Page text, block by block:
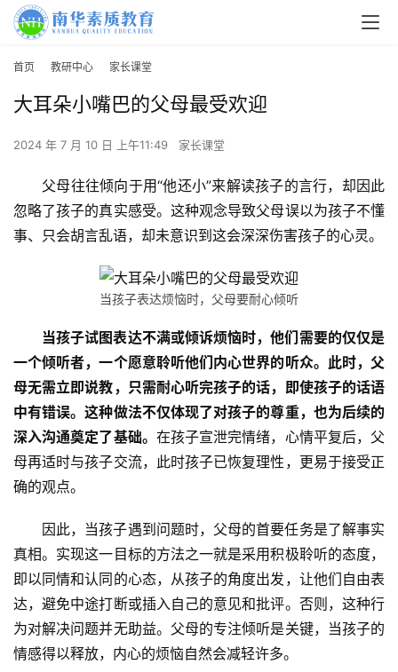
首页 教研中心 家长课堂
大耳朵小嘴巴的父母最受欢迎
2024 年 7 月 10 日 上午11:49 家长课堂
父母往往倾向于用“他还小”来解读孩子的言行，却因此
忽略了孩子的真实感受。这种观念导致父母误以为孩子不懂
事、只会胡言乱语，却未意识到这会深深伤害孩子的心灵。
当孩子表达烦恼时，父母要耐心倾听
当孩子试图表达不满或倾诉烦恼时，他们需要的仅仅是
一个倾听者，一个愿意聆听他们内心世界的听众。此时，父
母无需立即说教，只需耐心听完孩子的话，即使孩子的话语
中有错误。这种做法不仅体现了对孩子的尊重，也为后续的
深入沟通奠定了基础。 在孩子宣泄完情绪，心情平复后，父
母再适时与孩子交流，此时孩子已恢复理性，更易于接受正
确的观点。
因此，当孩子遇到问题时，父母的首要任务是了解事实
真相。实现这一目标的方法之一就是采用积极聆听的态度，
即以同情和认同的心态，从孩子的角度出发，让他们自由表
达，避免中途打断或插入自己的意见和批评。否则，这种行
为对解决问题并无助益。父母的专注倾听是关键，当孩子的
情感得以释放，内心的烦恼自然会减轻许多。